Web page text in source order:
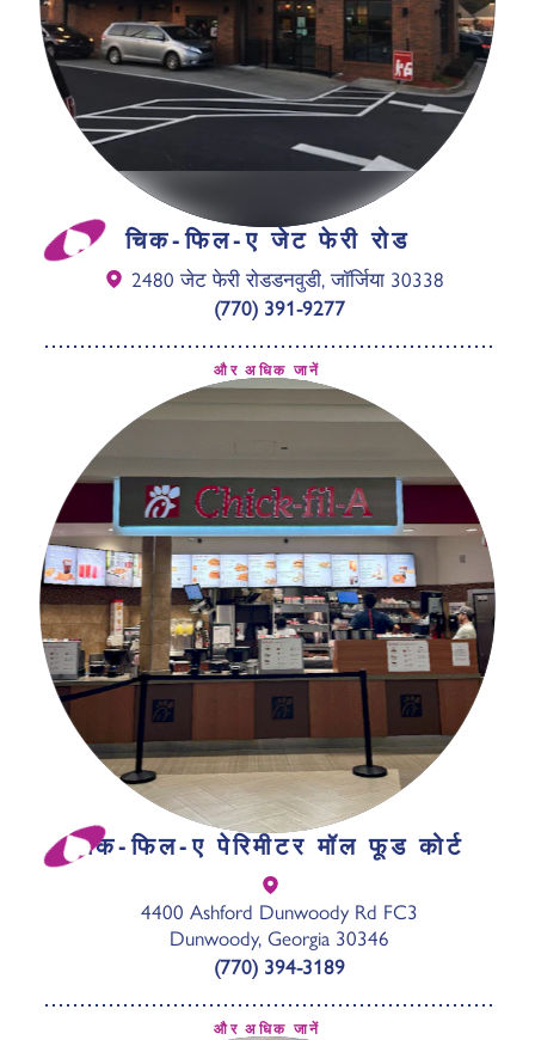
चिक-फिल-ए जेट फेरी रोड
2480 जेट फेरी रोडडनवुडी, जॉर्जिया 30338
(770) 391-9277
और अधिक जानें
चिक-फिल-ए पेरिमीटर मॉल फूड कोर्ट
4400 Ashford Dunwoody Rd FC3
Dunwoody, Georgia 30346
(770) 394-3189
और अधिक जानें